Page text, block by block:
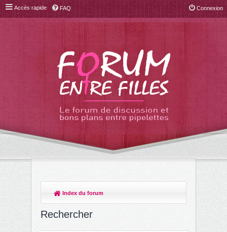
Accès rapide FAQ Connexion
Index du forum
Rechercher